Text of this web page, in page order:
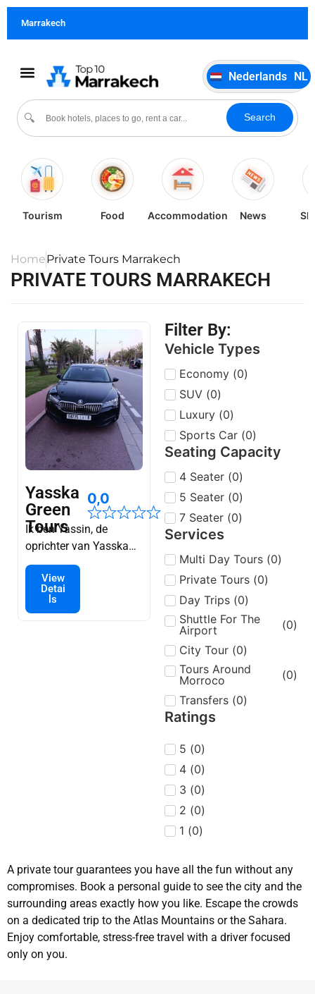
Marrakech
🔍 Search
Nederlands NL
Português
Español ES
Tourism Food Accommodation News
HomePrivate Tours Marrakech
PRIVATE TOURS MARRAKECH
Filter By:
Vehicle Types
Economy (0)
SUV (0)
Luxury (0)
Sports Car (0)
Seating Capacity
4 Seater (0)
5 Seater (0)
7 Seater (0)
Services
Multi Day Tours (0)
Private Tours (0)
Day Trips (0)
Shuttle For The
Airport
(0)
City Tour (0)
Tours Around
Morroco
(0)
Transfers (0)
Ratings
5 (0)
4 (0)
3 (0)
2 (0)
1 (0)
Yasska
Green
Tours
0,0
Ik ben Yassin, de
oprichter van Yasska
Green Tours.
Gepassioneerd door
reizen, hou ik ervan om
onbekende plekken te
View
Detai
ls
A private tour guarantees you have all the fun without any
compromises. Book a personal guide to see the city and the
surrounding areas exactly how you like. Escape the crowds
on a dedicated trip to the Atlas Mountains or the Sahara.
Enjoy comfortable, stress-free travel with a driver focused
only on you.